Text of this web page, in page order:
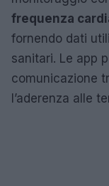
frequenza
fornendo dati
sanitari. Le app
comunicazione
l’aderenza alle